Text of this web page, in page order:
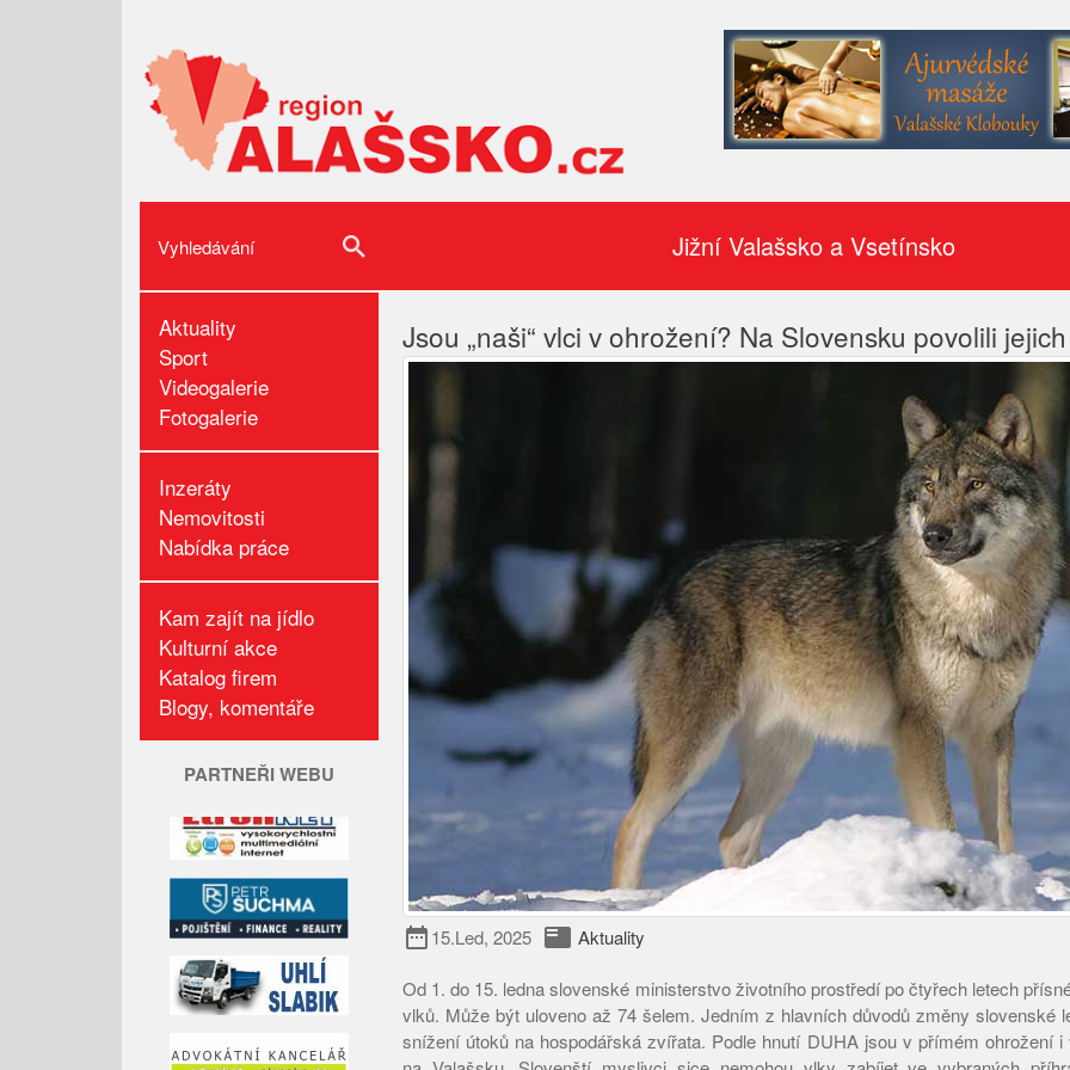
Jižní Valašsko a Vsetínsko
Aktuality
Sport
Videogalerie
Fotogalerie
Inzeráty
Nemovitosti
Nabídka práce
Kam zajít na jídlo
Kulturní akce
Katalog firem
Blogy, komentáře
PARTNEŘI WEBU
Jsou „naši“ vlci v ohrožení? Na Slovensku povolili
date_range15.Led, 2025 featured_play_list Aktuality
Od 1. do 15. ledna slovenské ministerstvo životního prostředí po čtyřech letech
vlků. Může být uloveno až 74 šelem. Jedním z hlavních důvodů změny slovenské
snížení útoků na hospodářská zvířata. Podle hnutí DUHA jsou v přímém ohrožení